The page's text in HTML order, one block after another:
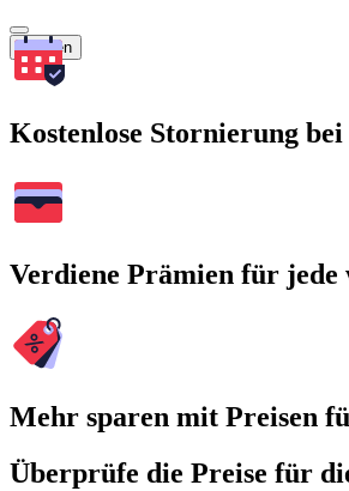
Suchen
Kostenlose Stornierung
Verdiene Prämien für jede
Mehr sparen mit Preisen
Überprüfe die Preise für